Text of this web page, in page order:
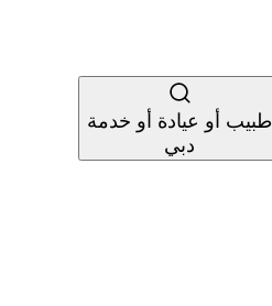
طبيب أو عيادة أو خدمة
دبي